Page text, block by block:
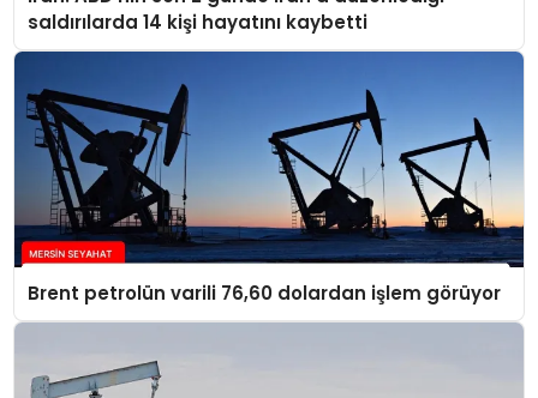
saldırılarda 14 kişi hayatını kaybetti
Brent petrolün varili 76,60 dolardan işlem görüyor